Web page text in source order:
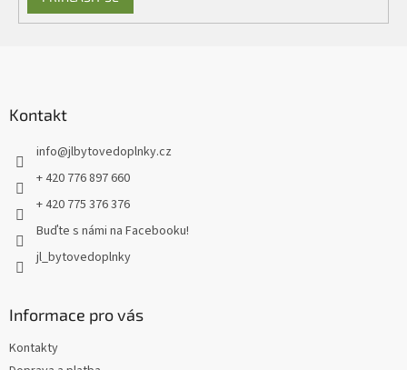
Kontakt
info@jlbytovedoplnky.cz
+ 420 776 897 660
+ 420 775 376 376
Buďte s námi na Facebooku!
jl_bytovedoplnky
Informace pro vás
Kontakty